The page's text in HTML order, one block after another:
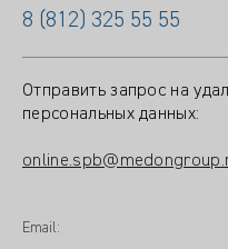
8 (812) 325 55 55
Отправить запрос на
персональных данных:
Email: